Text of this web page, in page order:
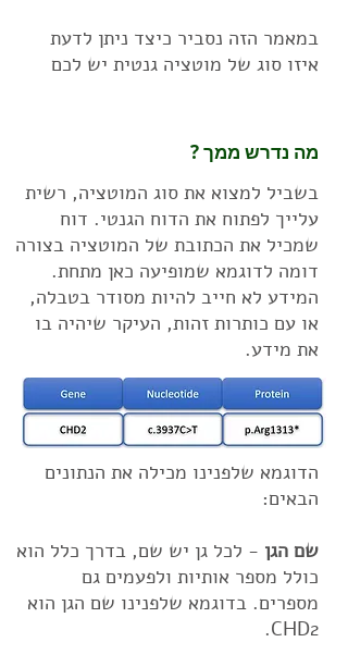
במאמר הזה נסביר כיצד ניתן לדעת
איזו סוג של מוטציה גנטית יש לכם
מה נדרש ממך ?
בשביל למצוא את סוג המוטציה, רשית
עלייך לפתוח את הדוח הגנטי. דוח
שמכיל את הכתובת של המוטציה בצורה
דומה לדוגמא שמופיעה כאן מתחת.
המידע לא חייב להיות מסודר בטבלה,
או עם כותרות זהות, העיקר שיהיה בו
את מידע.
הדוגמא שלפנינו מכילה את הנתונים
הבאים:
שם הגן - לכל גן יש שם, בדרך כלל הוא
כולל מספר אותיות ולפעמים גם
מספרים. בדוגמא שלפנינו שם הגן הוא
CHD2.